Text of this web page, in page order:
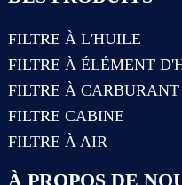
FILTRE À L'HUILE
FILTRE À ÉLÉMENT
FILTRE À CARBURANT
FILTRE CABINE
FILTRE À AIR
À PROPOS DE